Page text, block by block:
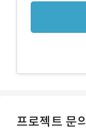
프로젝트 문의